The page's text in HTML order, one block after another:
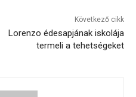
Következő cikk
Lorenzo édesapjának iskolája
termeli a tehetségeket